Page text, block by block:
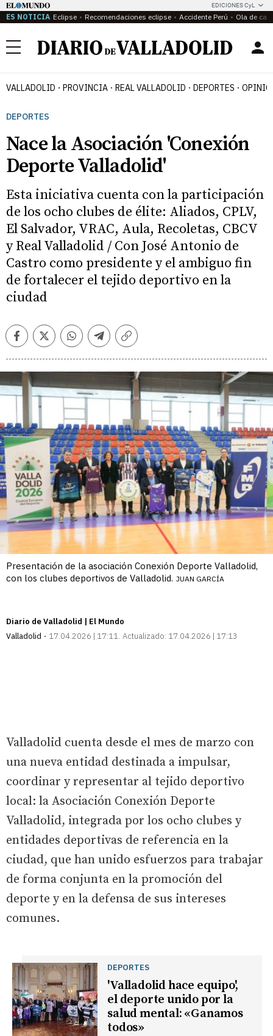
EDICIONES CyL
ES NOTICIA Eclipse Recomendaciones eclipse Accidente Perú Ola de
Menú
VALLADOLID PROVINCIA REAL VALLADOLID DEPORTES
DEPORTES
Nace la Asociación 'Conexión
Deporte Valladolid'
Esta iniciativa cuenta con la participación
de los ocho clubes de élite: Aliados, CPLV,
El Salvador, VRAC, Aula, Recoletas, CBCV
y Real Valladolid / Con José Antonio de
Castro como presidente y el ambiguo fin
de fortalecer el tejido deportivo en la
ciudad
FacebookTwitterWhatsappTelegramCopiar
Presentación de la asociación Conexión Deporte Valladolid,
con los clubes deportivos de Valladolid. JUAN GARCÍA
Diario de Valladolid | El Mundo
Valladolid
17.04.2026 | 17:11 Actualizado: 17.04.2026 | 17:13
Valladolid cuenta desde el mes de marzo con
una nueva entidad destinada a impulsar,
coordinar y representar al tejido deportivo
local: la Asociación Conexión Deporte
Valladolid, integrada por los ocho clubes y
entidades deportivas de referencia en la
ciudad, que han unido esfuerzos para trabajar
de forma conjunta en la promoción del
deporte y en la defensa de sus intereses
comunes.
DEPORTES
'Valladolid hace equipo',
el deporte unido por la
salud mental: «Ganamos
todos»